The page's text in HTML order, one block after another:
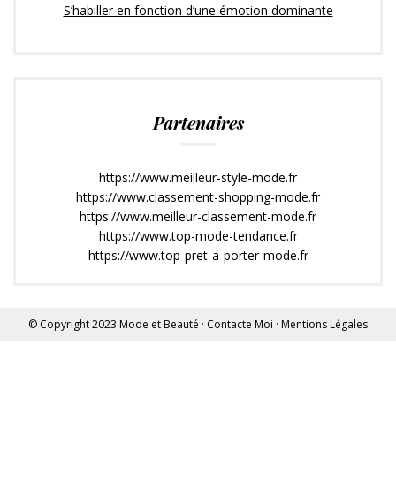
S’habiller en fonction d’une émotion dominante
Partenaires
https://www.meilleur-style-mode.fr
https://www.classement-shopping-mode.fr
https://www.meilleur-classement-mode.fr
https://www.top-mode-tendance.fr
https://www.top-pret-a-porter-mode.fr
© Copyright 2023 Mode et Beauté · Contacte Moi · Mentions Légales